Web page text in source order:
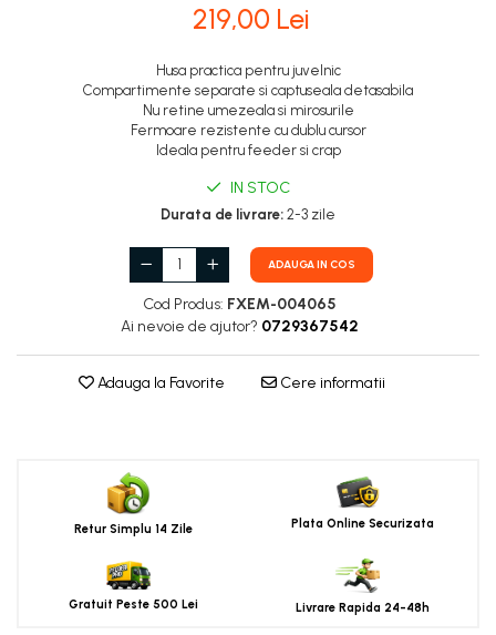
219,00 Lei
Husa practica pentru juvelnic
Compartimente separate si captuseala detasabila
Nu retine umezeala si mirosurile
Fermoare rezistente cu dublu cursor
Ideala pentru feeder si crap
IN STOC
Durata de livrare: 2-3 zile
ADAUGA IN COS
Cod Produs: FXEM-004065
Ai nevoie de ajutor? 0729367542
Adauga la Favorite Cere informatii
Retur Simplu 14 Zile Plata Online Securizata
Gratuit Peste 500 Lei Livrare Rapida 24-48h